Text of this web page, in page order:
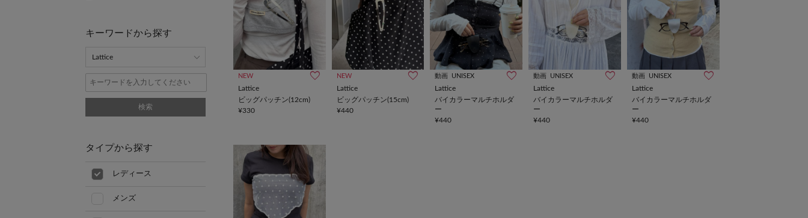
NEW
Lattice
ビッグパッチン(12cm)
¥330
NEW
Lattice
ビッグパッチン(15cm)
¥440
動画 UNISEX
Lattice
バイカラーマルチホルダ
ー
¥440
動画 UNISEX
Lattice
バイカラーマルチホルダ
ー
¥440
動画 UNISEX
Lattice
バイカラーマルチホルダ
ー
¥440
キーワードから探す
検索
タイプから探す
レディース
メンズ